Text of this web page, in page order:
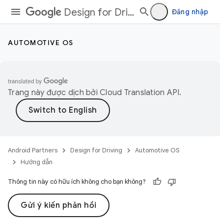
Design for Driving Đăng nhập
AUTOMOTIVE OS
Trang này được dịch bởi Cloud Translation API.
Android Partners Design for Driving
Automotive OS
Hướng dẫn
Thông tin này có hữu ích không cho bạn không?
Gửi ý kiến phản hồi